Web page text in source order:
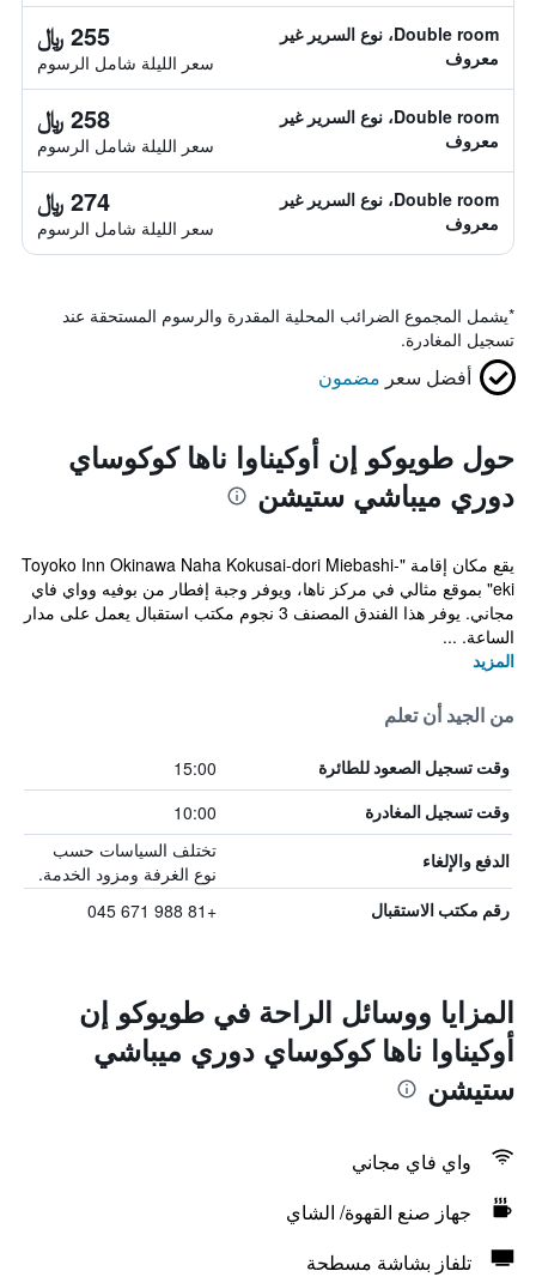
Double room، نوع السرير غير
معروف
255 ﷼
سعر الليلة شامل الرسوم
Double room، نوع السرير غير
معروف
258 ﷼
سعر الليلة شامل الرسوم
Double room، نوع السرير غير
معروف
274 ﷼
سعر الليلة شامل الرسوم
*يشمل المجموع الضرائب المحلية المقدرة والرسوم المستحقة عند
تسجيل المغادرة.
أفضل سعر مضمون
حول طويوكو إن أوكيناوا ناها كوكوساي
دوري ميباشي ستيشن
يقع مكان إقامة "Toyoko Inn Okinawa Naha Kokusai-dori Miebashi-
eki" بموقع مثالي في مركز ناها، ويوفر وجبة إفطار من بوفيه وواي فاي
مجاني. يوفر هذا الفندق المصنف 3 نجوم مكتب استقبال يعمل على مدار
الساعة. ...
المزيد
من الجيد أن تعلم
وقت تسجيل الصعود للطائرة 15:00
وقت تسجيل المغادرة 10:00
الدفع والإلغاء
تختلف السياسات حسب
نوع الغرفة ومزود الخدمة.
رقم مكتب الاستقبال +81 988 671 045
المزايا ووسائل الراحة في طويوكو إن
أوكيناوا ناها كوكوساي دوري ميباشي
ستيشن
واي فاي مجاني
جهاز صنع القهوة/ الشاي
تلفاز بشاشة مسطحة